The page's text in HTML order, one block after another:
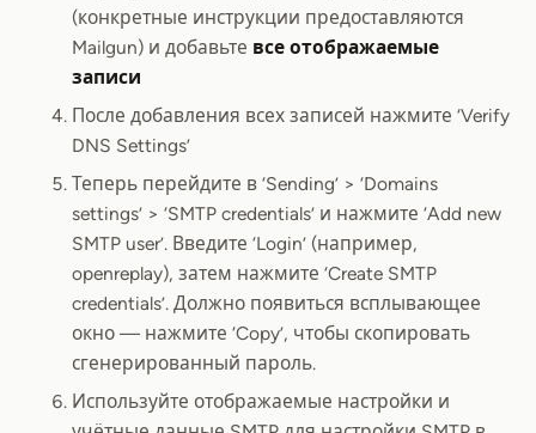
(конкретные инструкции предоставляются
Mailgun) и добавьте все отображаемые
записи
После добавления всех записей нажмите ‘Verify
DNS Settings’
Теперь перейдите в ‘Sending’ > ‘Domains
settings’ > ‘SMTP credentials’ и нажмите ‘Add new
SMTP user’. Введите ‘Login’ (например,
openreplay), затем нажмите ‘Create SMTP
credentials’. Должно появиться всплывающее
окно — нажмите ‘Copy’, чтобы скопировать
сгенерированный пароль.
Используйте отображаемые настройки и